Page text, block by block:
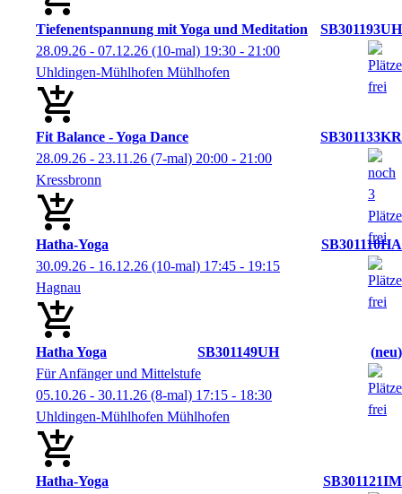
Tiefenentspannung mit Yoga und Meditation
SB301193UH
28.09.26 - 07.12.26 (10-mal) 19:30 - 21:00
Uhldingen-Mühlhofen Mühlhofen
Fit Balance - Yoga Dance
SB301133KR
28.09.26 - 23.11.26 (7-mal) 20:00 - 21:00
Kressbronn
Hatha-Yoga
SB301110HA
30.09.26 - 16.12.26 (10-mal) 17:45 - 19:15
Hagnau
Hatha Yoga SB301149UH
neu
Für Anfänger und Mittelstufe
05.10.26 - 30.11.26 (8-mal) 17:15 - 18:30
Uhldingen-Mühlhofen Mühlhofen
Hatha-Yoga
SB301121IM